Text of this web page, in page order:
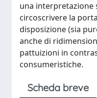
una interpretazione
circoscrivere la
disposizione (sia
anche di
pattuizioni in
consumeristiche.
Scheda breve